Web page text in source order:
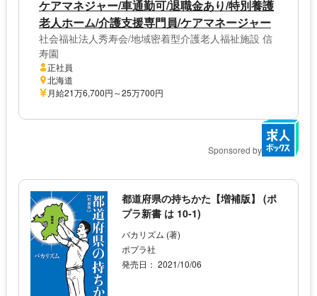
ケアマネジャー/車通勤可/退職金あり/特別養護
老人ホーム/介護支援専門員/ケアマネージャー
社会福祉法人秀寿会/地域密着型介護老人福祉施設 信
寿園
正社員
北海道
月給21万6,700円～25万700円
Sponsored by
都道府県の持ちかた【増補版】 (ポ
プラ新書 は 10-1)
バカリズム (著)
ポプラ社
発売日： 2021/10/06